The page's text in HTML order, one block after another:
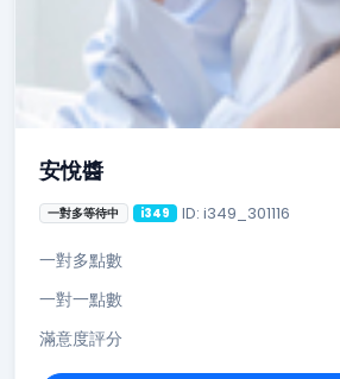
安悅醬
一對多等待中 i349 ID: i349_301116
一對多點數
一對一點數
滿意度評分